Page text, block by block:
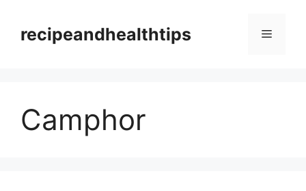
contentrecipeandhealthtips Menu
Camphor